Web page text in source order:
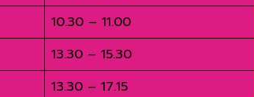
10.30 – 11.00
13.30 – 15.30
13.30 – 17.15